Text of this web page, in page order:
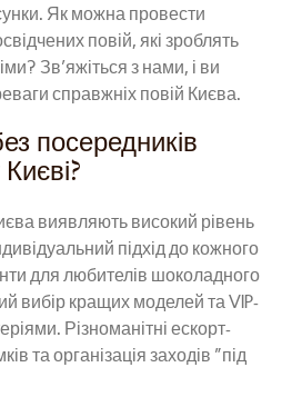
Як можна провести
повій, які зроблять
Зв'яжіться з нами, і ви
справжніх повій Києва.
посередників
виявляють високий рівень
підхід до кожного
для любителів шоколадного
вибір кращих моделей та VIP-
Різноманітні ескорт-
та організація заходів "під